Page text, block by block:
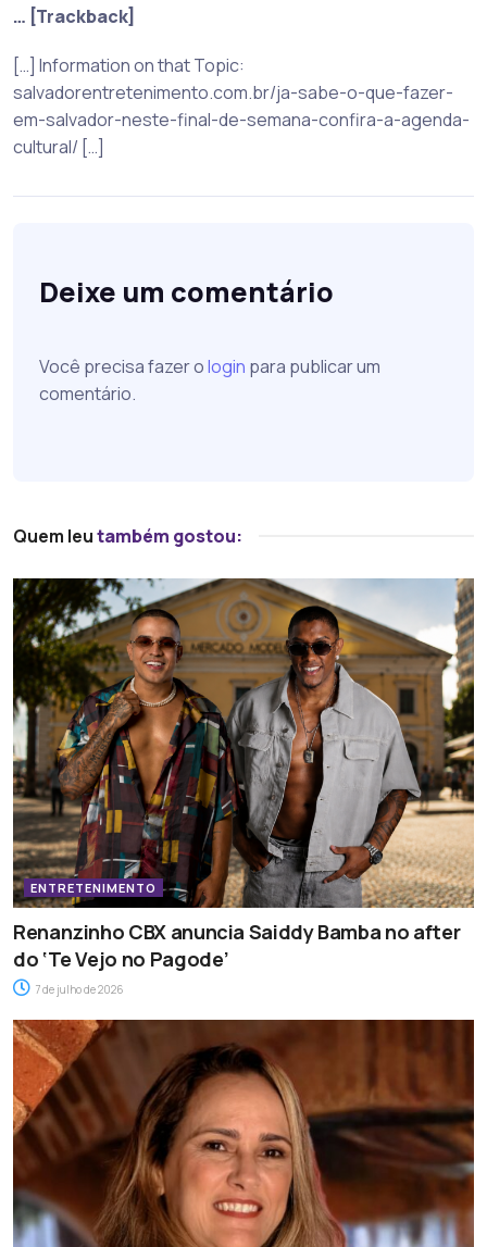
… [Trackback]
[…] Information on that Topic:
salvadorentretenimento.com.br/ja-sabe-o-que-fazer-
em-salvador-neste-final-de-semana-confira-a-agenda-
cultural/ […]
Deixe um comentário
Você precisa fazer ologin para publicar um
comentário.
Quem leutambém gostou:
ENTRETENIMENTO
Renanzinho CBX anuncia Saiddy Bamba no after
do ‘Te Vejo no Pagode’
7 de julho de 2026